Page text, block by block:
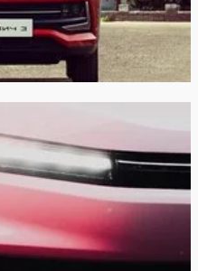
задних пассажиров
устройств
пассажиров
для зарядки от бытовой
зарядки от ЭЗС
Type2"